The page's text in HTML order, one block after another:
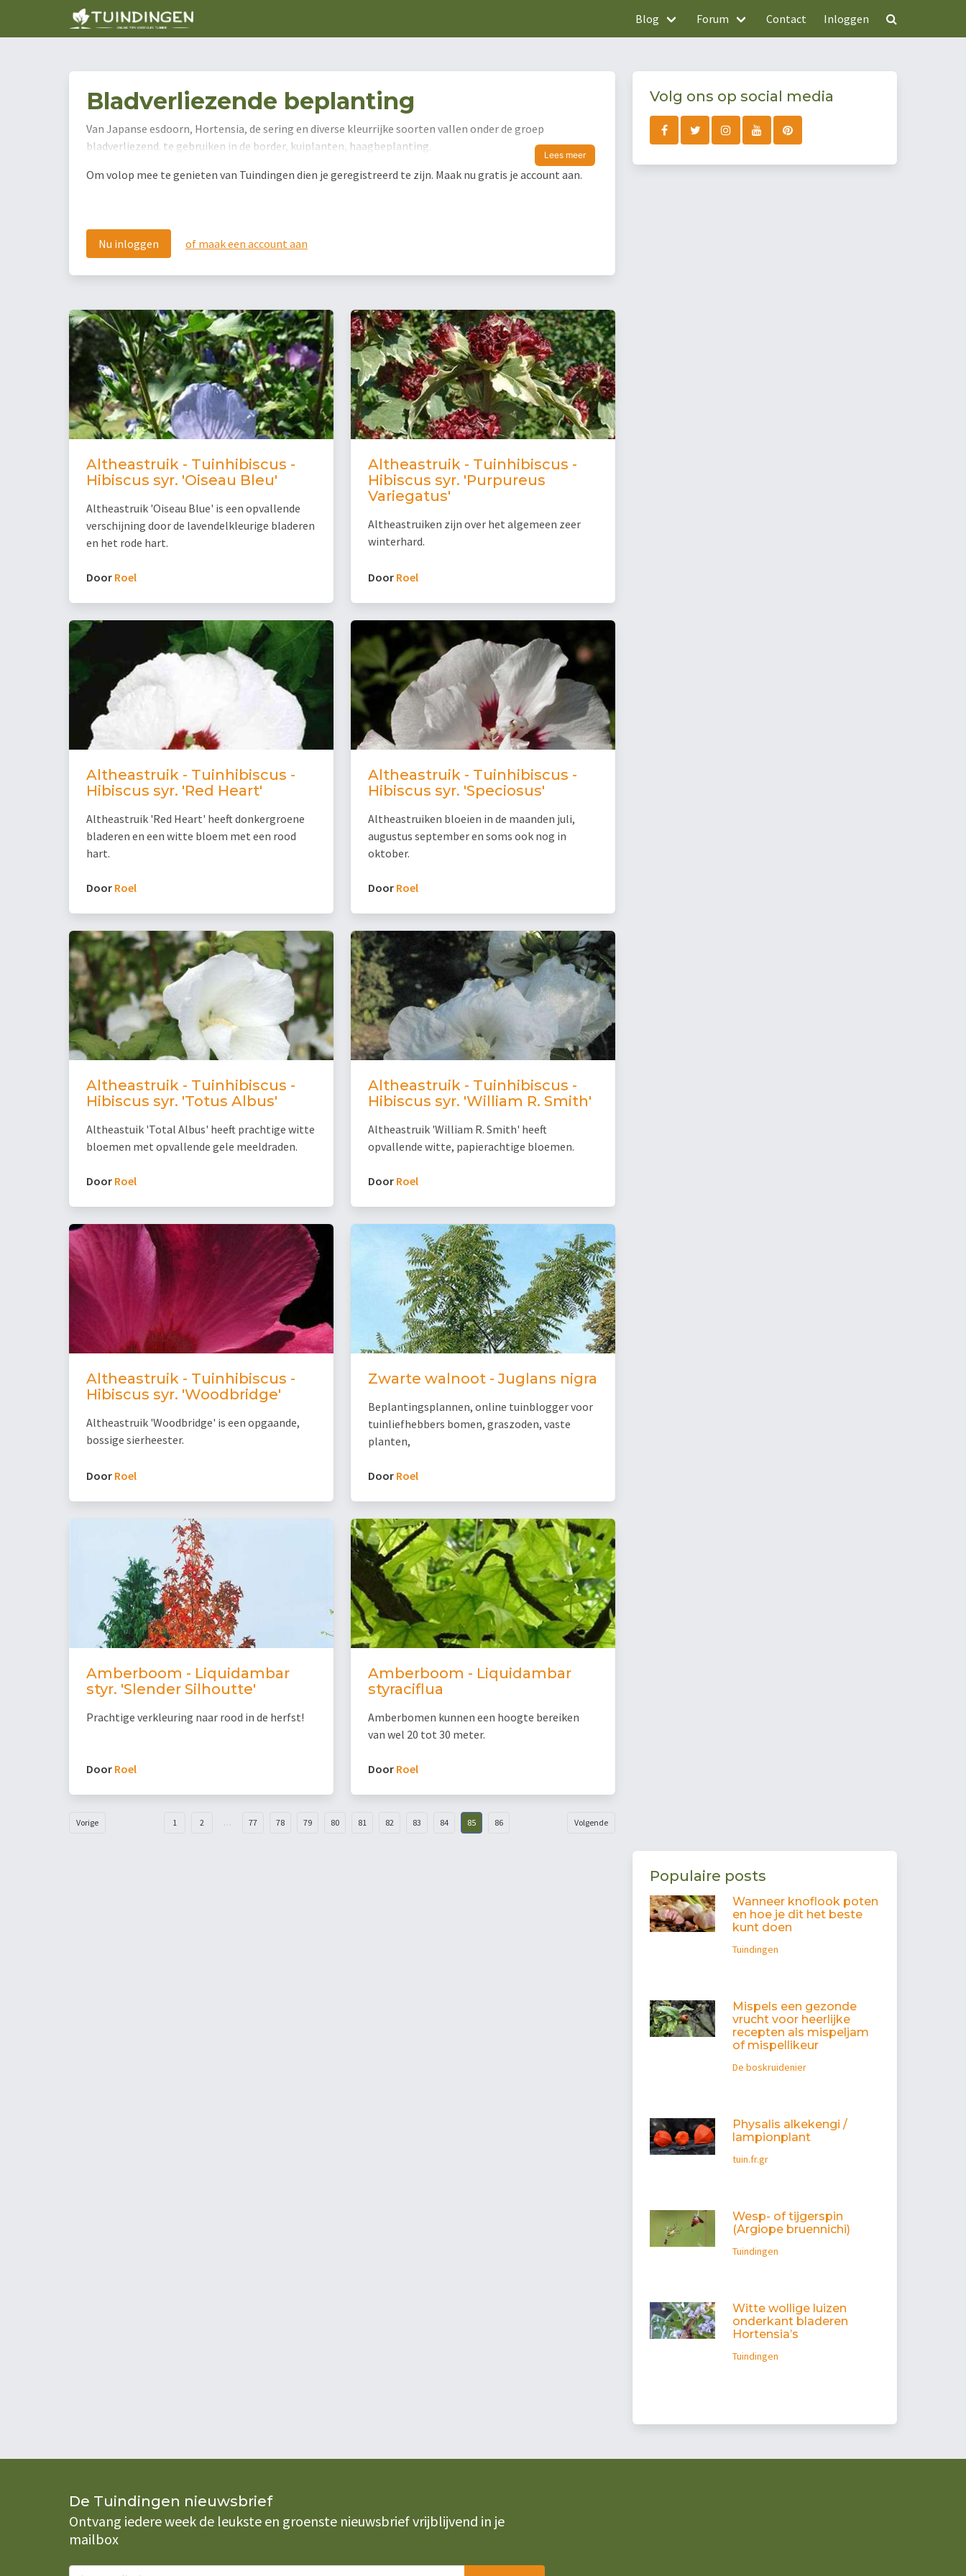
Blog Forum Contact Inloggen
Bladverliezende beplanting
Van Japanse esdoorn, Hortensia, de sering en diverse kleurrijke soorten vallen onder de groep
bladverliezend. te gebruiken in de border, kuiplanten, haagbeplanting.
Lees meer
Om volop mee te genieten van Tuindingen dien je geregistreerd te zijn. Maak nu gratis je account aan.
Nu inloggen of maak een account aan
Altheastruik - Tuinhibiscus -
Hibiscus syr. 'Oiseau Bleu'
Altheastruik 'Oiseau Blue' is een opvallende
verschijning door de lavendelkleurige bladeren
en het rode hart.
Door Roel
Altheastruik - Tuinhibiscus -
Hibiscus syr. 'Purpureus
Variegatus'
Altheastruiken zijn over het algemeen zeer
winterhard.
Door Roel
Altheastruik - Tuinhibiscus -
Hibiscus syr. 'Red Heart'
Altheastruik 'Red Heart' heeft donkergroene
bladeren en een witte bloem met een rood
hart.
Door Roel
Altheastruik - Tuinhibiscus -
Hibiscus syr. 'Speciosus'
Altheastruiken bloeien in de maanden juli,
augustus september en soms ook nog in
oktober.
Door Roel
Altheastruik - Tuinhibiscus -
Hibiscus syr. 'Totus Albus'
Altheastuik 'Total Albus' heeft prachtige witte
bloemen met opvallende gele meeldraden.
Door Roel
Altheastruik - Tuinhibiscus -
Hibiscus syr. 'William R. Smith'
Altheastruik 'William R. Smith' heeft
opvallende witte, papierachtige bloemen.
Door Roel
Altheastruik - Tuinhibiscus -
Hibiscus syr. 'Woodbridge'
Altheastruik 'Woodbridge' is een opgaande,
bossige sierheester.
Door Roel
Zwarte walnoot - Juglans nigra
Beplantingsplannen, online tuinblogger voor
tuinliefhebbers bomen, graszoden, vaste
planten,
Door Roel
Amberboom - Liquidambar
styr. 'Slender Silhoutte'
Prachtige verkleuring naar rood in de herfst!
Door Roel
Amberboom - Liquidambar
styraciflua
Amberbomen kunnen een hoogte bereiken
van wel 20 tot 30 meter.
Door Roel
Vorige Volgende
1 2 … 77 78 79 80 81 82 83 84 85 86
Volg ons op social media
Populaire posts
Wanneer knoflook poten
en hoe je dit het beste
kunt doen
Tuindingen
Mispels een gezonde
vrucht voor heerlijke
recepten als mispeljam
of mispellikeur
De boskruidenier
Physalis alkekengi /
lampionplant
tuin.fr.gr
Wesp- of tijgerspin
(Argiope bruennichi)
Tuindingen
Witte wollige luizen
onderkant bladeren
Hortensia’s
Tuindingen
De Tuindingen nieuwsbrief
Ontvang iedere week de leukste en groenste nieuwsbrief vrijblijvend in je
mailbox